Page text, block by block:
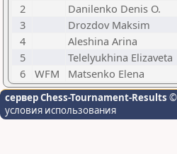
2
Danilenko Denis O.
3
Drozdov Maksim
4
Aleshina Arina
5
Telelyukhina Elizaveta
6
WFM Matsenko Elena
сервер Chess-Tournament-Results ©
условия использования